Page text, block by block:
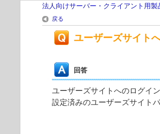
法人向けサーバー・クライアント用
戻る
ユーザーズサイト
回答
ユーザーズサイトへのログイ
設定済みのユーザーズサイト